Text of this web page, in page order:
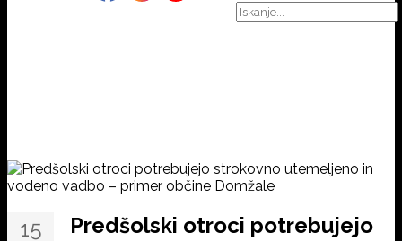
15
Predšolski otroci potrebujejo